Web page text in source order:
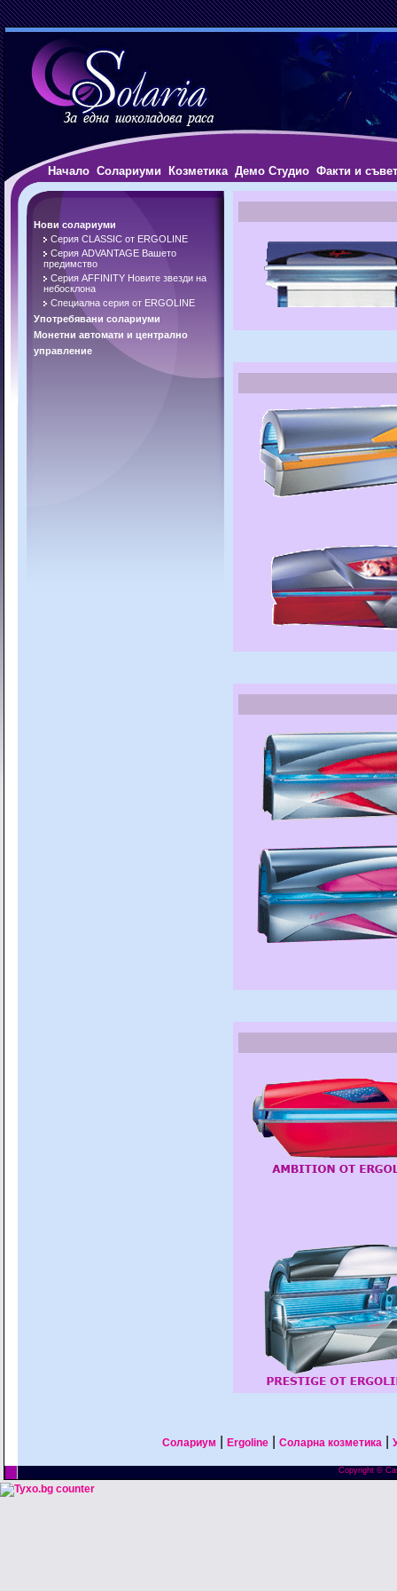
Начало Солариуми Козметика Демо Студио Факти и
Нови солариуми
Серия CLASSIC от ERGOLINE
Серия ADVANTAGE Вашето
предимство
Серия AFFINITY Новите звезди на
небосклона
Специална серия от ERGOLINE
Употребявани солариуми
Монетни автомати и централно
управление
Солариум Ergoline| Соларна козметика
Copyright ©